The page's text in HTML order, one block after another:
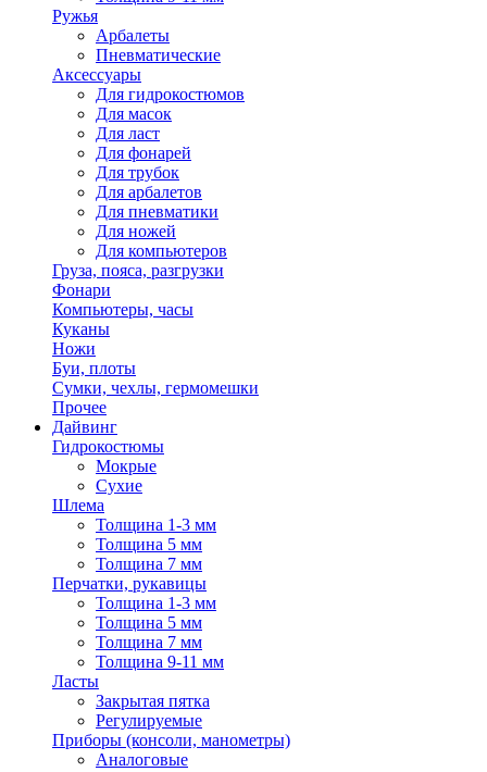
Ружья
Арбалеты
Пневматические
Аксессуары
Для гидрокостюмов
Для масок
Для ласт
Для фонарей
Для трубок
Для арбалетов
Для пневматики
Для ножей
Для компьютеров
Груза, пояса, разгрузки
Фонари
Компьютеры, часы
Куканы
Ножи
Буи, плоты
Сумки, чехлы, гермомешки
Прочее
Дайвинг
Гидрокостюмы
Мокрые
Сухие
Шлема
Толщина 1-3 мм
Толщина 5 мм
Толщина 7 мм
Перчатки, рукавицы
Толщина 1-3 мм
Толщина 5 мм
Толщина 7 мм
Толщина 9-11 мм
Ласты
Закрытая пятка
Регулируемые
Приборы (консоли, манометры)
Аналоговые